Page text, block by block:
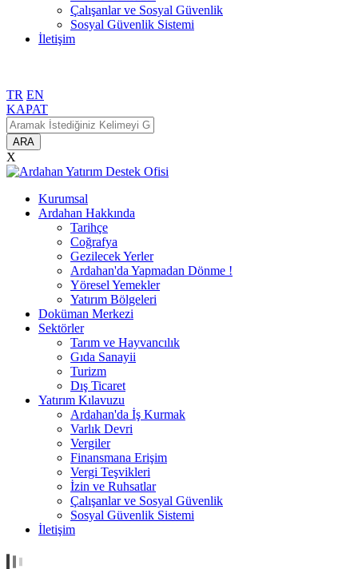
Çalışanlar ve Sosyal Güvenlik
Sosyal Güvenlik Sistemi
İletişim
TR EN
KAPAT
ARA
X
Kurumsal
Ardahan Hakkında
Tarihçe
Coğrafya
Gezilecek Yerler
Ardahan'da Yapmadan Dönme !
Yöresel Yemekler
Yatırım Bölgeleri
Doküman Merkezi
Sektörler
Tarım ve Hayvancılık
Gıda Sanayii
Turizm
Dış Ticaret
Yatırım Kılavuzu
Ardahan'da İş Kurmak
Varlık Devri
Vergiler
Finansmana Erişim
Vergi Teşvikleri
İzin ve Ruhsatlar
Çalışanlar ve Sosyal Güvenlik
Sosyal Güvenlik Sistemi
İletişim